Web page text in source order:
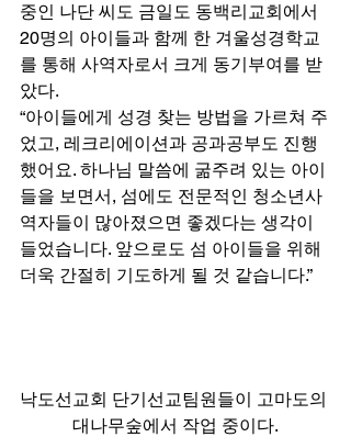
중인 나단 씨도 금일도 동백리교회에서
20명의 아이들과 함께 한 겨울성경학교
를 통해 사역자로서 크게 동기부여를 받
았다.
“아이들에게 성경 찾는 방법을 가르쳐 주
었고, 레크리에이션과 공과공부도 진행
했어요. 하나님 말씀에 굶주려 있는 아이
들을 보면서, 섬에도 전문적인 청소년사
역자들이 많아졌으면 좋겠다는 생각이
들었습니다. 앞으로도 섬 아이들을 위해
더욱 간절히 기도하게 될 것 같습니다.”
낙도선교회 단기선교팀원들이 고마도의
대나무숲에서 작업 중이다.